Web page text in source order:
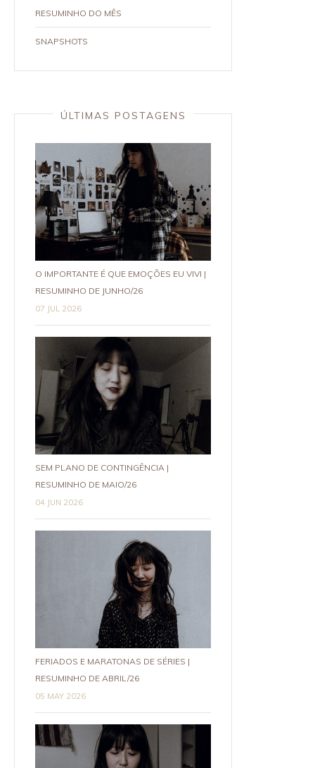
RESUMINHO DO MÊS
SNAPSHOTS
ÚLTIMAS POSTAGENS
O IMPORTANTE É QUE EMOÇÕES EU VIVI |
RESUMINHO DE JUNHO/26
07 JUL 2026
SEM PLANO DE CONTINGÊNCIA |
RESUMINHO DE MAIO/26
04 JUN 2026
FERIADOS E MARATONAS DE SÉRIES |
RESUMINHO DE ABRIL/26
05 MAY 2026